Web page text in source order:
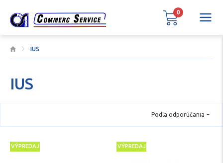
IUS
IUS
Podľa odporúčania
VÝPREDAJ VÝPREDAJ
0